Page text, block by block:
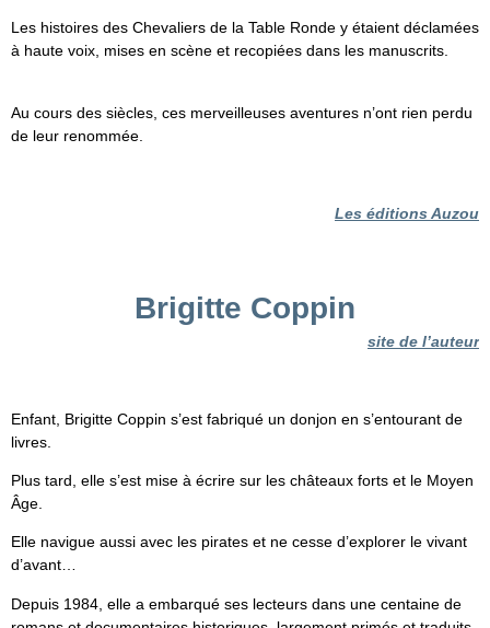
Les histoires des Chevaliers de la Table Ronde y étaient déclamées
à haute voix, mises en scène et recopiées dans les manuscrits.
Au cours des siècles, ces merveilleuses aventures n’ont rien perdu
de leur renommée.
Les éditions Auzou
Brigitte Coppin
site de l’auteur
Enfant, Brigitte Coppin s’est fabriqué un donjon en s’entourant de
livres.
Plus tard, elle s’est mise à écrire sur les châteaux forts et le Moyen
Âge.
Elle navigue aussi avec les pirates et ne cesse d’explorer le vivant
d’avant…
Depuis 1984, elle a embarqué ses lecteurs dans une centaine de